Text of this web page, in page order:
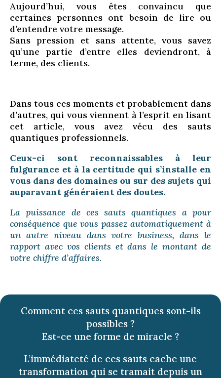
Aujourd’hui, vous êtes convaincu que
certaines personnes ont besoin de lire ou
d’entendre votre message.
Sans pression et sans attente, vous savez
qu’une partie d’entre elles deviendront, à
terme, des clients.
Dans tous ces moments et probablement dans
d’autres, qui vous viennent à l’esprit en lisant
cet article, vous avez vécu des sauts
quantiques professionnels.
Ceux-ci sont reconnaissables à leur
fulgurance et à la certitude qui s’installe en
vous dans des domaines ou sur des sujets qui
auparavant généraient des doutes.
La puissance de ces sauts quantiques a pour
conséquence que vous passez automatiquement à
un autre niveau dans votre business, dans le
rapport avec vos clients et dans le montant de
votre chiffre d’affaires.
Comment ces sauts quantiques sont-ils
possibles ?
Est-ce une forme de miracle ?
L’immédiateté de ces sauts cache une
transformation qui se tramait depuis un